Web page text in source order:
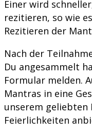
Einer wird
rezitieren, so wie
Rezitieren der
Nach der
Du angesammelt
Formular melden.
Mantras in eine
unserem geliebten
Feierlichkeiten